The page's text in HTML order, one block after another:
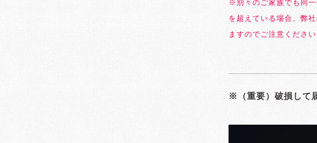
※別々のご家族でも同一
を超えている場合、弊
ますのでご注意ください
※（重要）破損して